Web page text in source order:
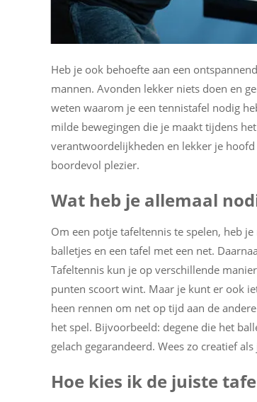
Heb je ook behoefte aan een
mannen. Avonden lekker niets doen en
weten waarom je een tennistafel nodig
milde bewegingen die je maakt tijdens
verantwoordelijkheden en lekker je
boordevol plezier.
Wat heb je allemaal
Om een potje tafeltennis te spelen, heb
balletjes en een tafel met een net.
Tafeltennis kun je op verschillende
punten scoort wint. Maar je kunt er ook
heen rennen om net op tijd aan de
het spel. Bijvoorbeeld: degene die het
gelach gegarandeerd. Wees zo creatief
Hoe kies ik de juiste